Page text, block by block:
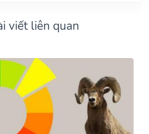
viết liên quan